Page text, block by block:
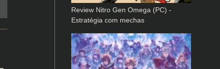
Review Nitro Gen Omega (PC) -
Estratégia com mechas